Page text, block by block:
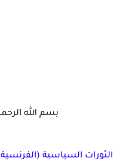
بسم الله
الثورات السياسية (الفرنسية،